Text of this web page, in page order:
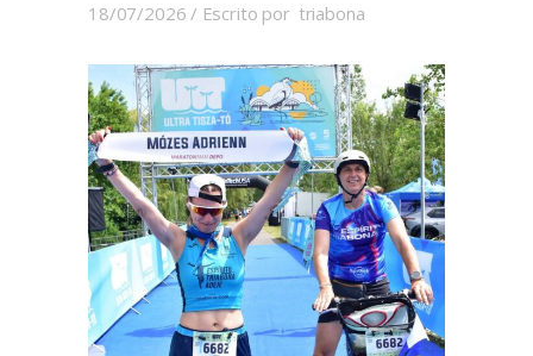
18/07/2026 Escrito por triabona